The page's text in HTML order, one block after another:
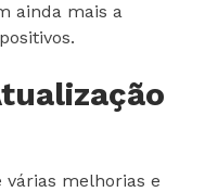
ainda mais a
melhorias e